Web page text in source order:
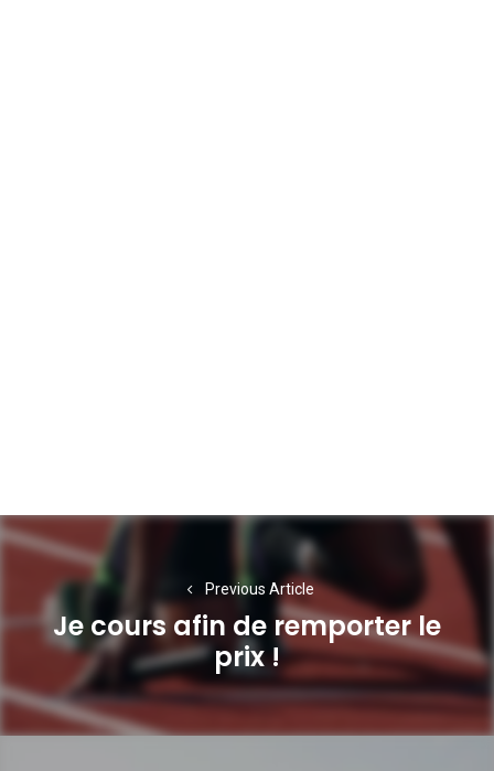
Navigation
l’article
Previous Article
Previous
post:
Je cours afin de remporter le
prix !